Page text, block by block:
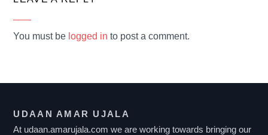
You must be logged in to post a comment.
UDAAN AMAR UJALA
At udaan.amarujala.com we are working towards bringing our